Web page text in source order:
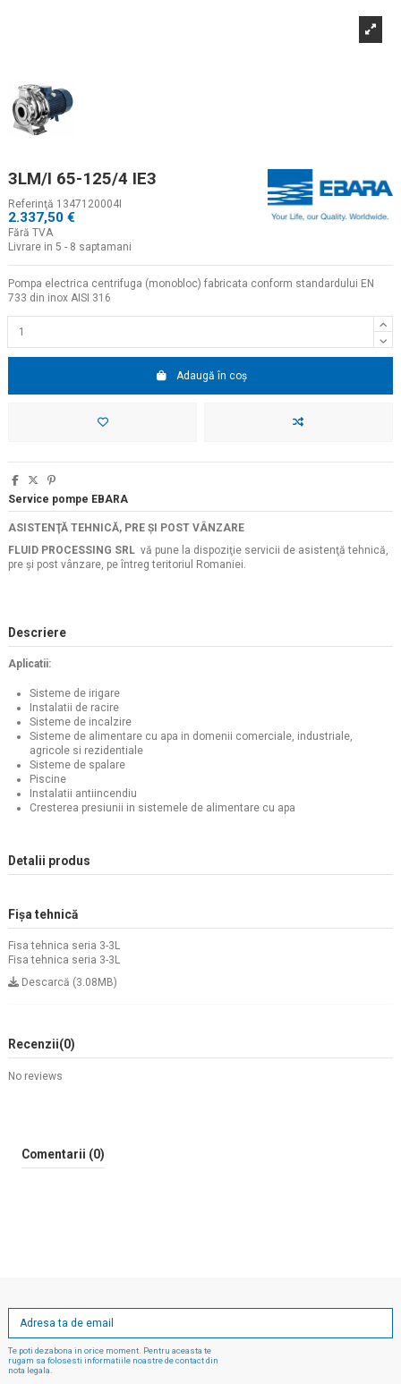
3LM/I 65-125/4 IE3
Referinţă 1347120004I
2.337,50 €
Fără TVA
Livrare in 5 - 8 saptamani
Pompa electrica centrifuga (monobloc) fabricata conform standardului EN
733 din inox AISI 316
Adaugă în coș
Service pompe EBARA
ASISTENŢĂ TEHNICĂ, PRE ŞI POST VÂNZARE
FLUID PROCESSING SRL vă pune la dispoziţie servicii de asistenţă tehnică,
pre şi post vânzare, pe întreg teritoriul Romaniei.
Descriere
Aplicatii:
Sisteme de irigare
Instalatii de racire
Sisteme de incalzire
Sisteme de alimentare cu apa in domenii comerciale, industriale,
agricole si rezidentiale
Sisteme de spalare
Piscine
Instalatii antiincendiu
Cresterea presiunii in sistemele de alimentare cu apa
Detalii produs
Fișa tehnică
Fisa tehnica seria 3-3L
Fisa tehnica seria 3-3L
Descarcă (3.08MB)
Recenzii(0)
No reviews
Comentarii (0)
Te poti dezabona in orice moment. Pentru aceasta te
rugam sa folosesti informatiile noastre de contact din
nota legala.